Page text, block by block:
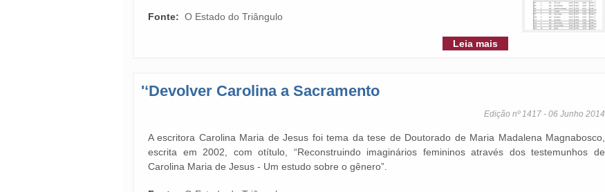
Fonte: O Estado do Triângulo
Leia mais
'‘Devolver Carolina a Sacramento
Edição nº 1417 - 06 Junho 2014
A escritora Carolina Maria de Jesus foi tema da tese de Doutorado de Maria Madalena Magnabosco,
escrita em 2002, com otítulo, “Reconstruindo imaginários femininos através dos testemunhos de
Carolina Maria de Jesus - Um estudo sobre o gênero”.